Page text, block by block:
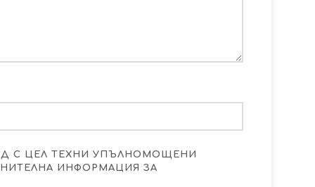
С ЦЕЛ ТЕХНИ УПЪЛНОМОЩЕНИ
ИНФОРМАЦИЯ ЗА